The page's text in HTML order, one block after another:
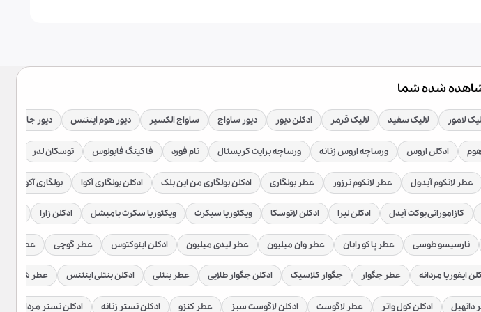
شده شما
لامور لالیک سفید لالیک قرمز ادکلن دیور دیور ساواج ساواج الکسیر دیور هوم اینتنس دیور جادور
ادکلن اروس ورساچه اروس زنانه ورساچه برایت کریستال تام فورد فاکینگ فابولوس توسکان لدر
عطر لانکوم آیدول عطر لانکوم ترزور عطر بولگاری ادکلن بولگاری من این بلک ادکلن بولگاری آکوا بولگاری آکوا
کازاموراتی بوکت آیدل ادکلن لیرا ادکلن لاتوسکا ویکتوریا سیکرت ویکتوریا سکرت بامبشل ادکلن زارا
نارسیسو طوسی عطر پاکو رابان عطر وان میلیون عطر لیدی میلیون ادکلن اینوکتوس عطر گوچی عطر
ایفوریا مردانه عطر جگوار جگوار کلاسیک ادکلن جگوار طلایی عطر بنتلی ادکلن بنتلی اینتنس عطر شیخ
دانهیل ادکلن کول واتر عطر لاگوست ادکلن لاگوست سبز عطر کنزو ادکلن تستر زنانه ادکلن تستر مردانه